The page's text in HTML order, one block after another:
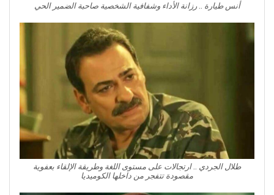
أنس طيارة .. رزانة الأداء وشفافية الشخصية صاحبة الضمير الحي
طلال الجردي .. ارتجالات على مستوى اللغة وطريقة الإلقاء بعفوية
مقصودة تتفجر من داخلها الكوميديا